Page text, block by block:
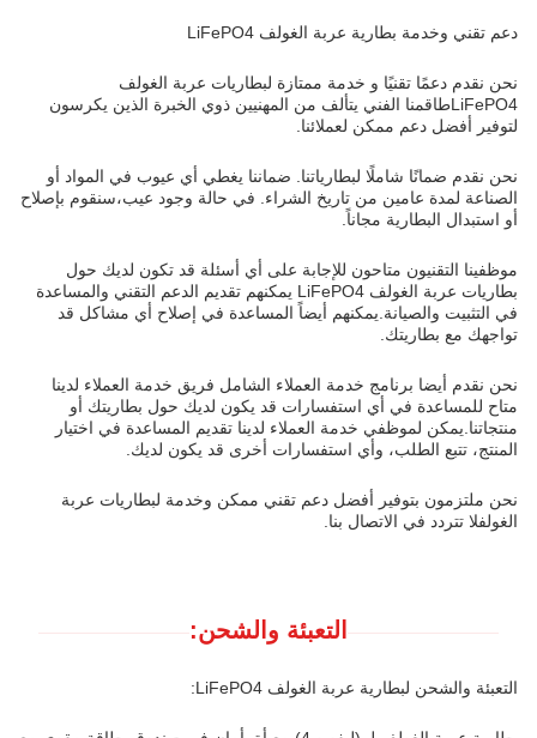
دعم تقني وخدمة بطارية عربة الغولف LiFePO4
نحن نقدم دعمًا تقنيًا و خدمة ممتازة لبطاريات عربة الغولف
LiFePO4طاقمنا الفني يتألف من المهنيين ذوي الخبرة الذين يكرسون
لتوفير أفضل دعم ممكن لعملائنا.
نحن نقدم ضمانًا شاملًا لبطارياتنا. ضماننا يغطي أي عيوب في المواد أو
الصناعة لمدة عامين من تاريخ الشراء. في حالة وجود عيب،سنقوم بإصلاح
أو استبدال البطارية مجاناً.
موظفينا التقنيون متاحون للإجابة على أي أسئلة قد تكون لديك حول
بطاريات عربة الغولف LiFePO4 يمكنهم تقديم الدعم التقني والمساعدة
في التثبيت والصيانة.يمكنهم أيضاً المساعدة في إصلاح أي مشاكل قد
تواجهك مع بطاريتك.
نحن نقدم أيضا برنامج خدمة العملاء الشامل فريق خدمة العملاء لدينا
متاح للمساعدة في أي استفسارات قد يكون لديك حول بطاريتك أو
منتجاتنا.يمكن لموظفي خدمة العملاء لدينا تقديم المساعدة في اختيار
المنتج، تتبع الطلب، وأي استفسارات أخرى قد يكون لديك.
نحن ملتزمون بتوفير أفضل دعم تقني ممكن وخدمة لبطاريات عربة
الغولفلا تتردد في الاتصال بنا.
التعبئة والشحن:
التعبئة والشحن لبطارية عربة الغولف LiFePO4: